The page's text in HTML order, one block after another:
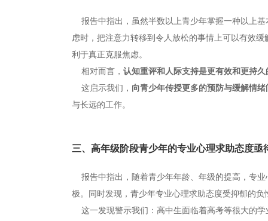
报告中指出，虽然半数以上青少年掌握一种以上
虑时，把注意力转移到令人放松的事情上可以有效
利于真正克服焦虑。
相对而言， 认知重评和人际支持是更有效和更持
这启示我们， 向青少年传授更多的预防与缓解情
与长远的工作。
三、高年级阶段青少年的专业心理求助态度亟
报告中指出，随着青少年年龄、年级的提高，专
极。同时发现，青少年专业心理求助态度受抑郁的负
这一发现警示我们：高中生面临着高考等很大的